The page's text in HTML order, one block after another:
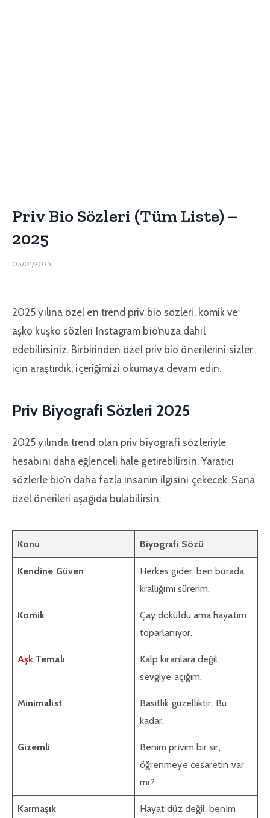
Priv Bio Sözleri (Tüm Liste) –
2025
05/01/2025
2025 yılına özel en trend priv bio sözleri, komik ve
aşko kuşko sözleri Instagram bio’nuza dahil
edebilirsiniz. Birbirinden özel priv bio önerilerini sizler
için araştırdık, içeriğimizi okumaya devam edin.
Priv Biyografi Sözleri 2025
2025 yılında trend olan priv biyografi sözleriyle
hesabını daha eğlenceli hale getirebilirsin. Yaratıcı
sözlerle bio’n daha fazla insanın ilgisini çekecek. Sana
özel önerileri aşağıda bulabilirsin:
Konu Biyografi Sözü
Kendine Güven
Herkes gider, ben burada
krallığımı sürerim.
Komik
Çay döküldü ama hayatım
toparlanıyor.
Aşk Temalı
Kalp kıranlara değil,
sevgiye açığım.
Minimalist
Basitlik güzelliktir. Bu
kadar.
Gizemli
Benim privim bir sır,
öğrenmeye cesaretin var
mı?
Karmaşık
Hayat düz değil, benim